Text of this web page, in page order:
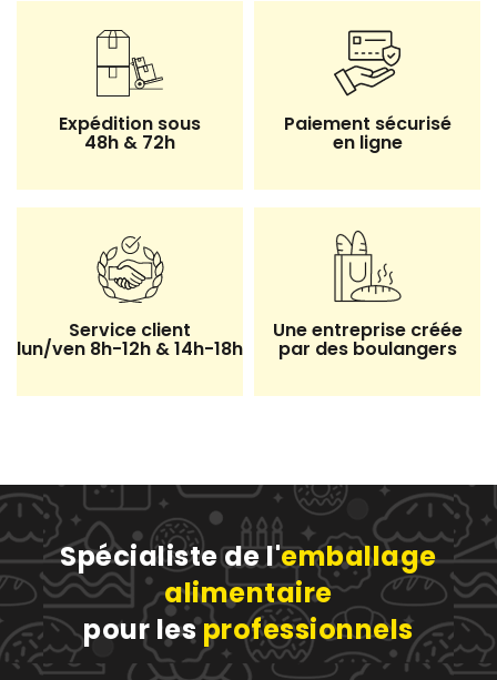
Expédition sous
48h & 72h
Paiement sécurisé
en ligne
Service client
lun/ven 8h-12h & 14h-18h
Une entreprise créée
par des boulangers
Spécialiste de l'emballage
alimentaire
pour lesprofessionnels